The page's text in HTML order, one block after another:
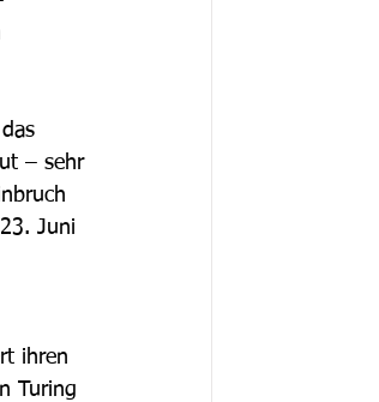
– sehr
Juni
ihren
Turing